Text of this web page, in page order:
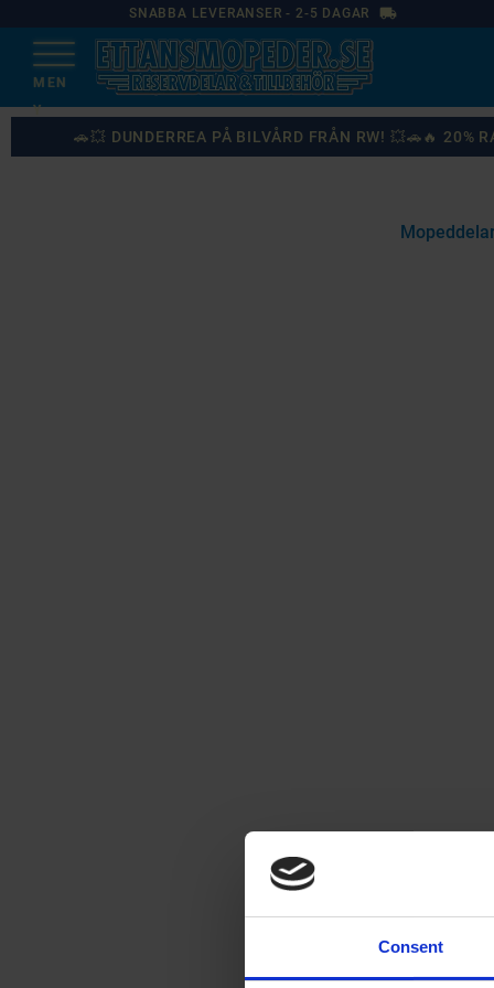
Consent
SNABBA LEVERANSER - 2-5 DAGAR local_shipping
🚗💥 DUNDERREA PÅ BILVÅRD FRÅN RW! 💥🚗🔥 20%